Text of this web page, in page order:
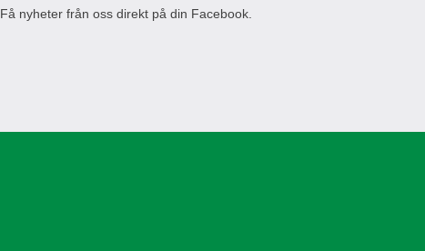
Få nyheter från oss direkt på din Facebook.